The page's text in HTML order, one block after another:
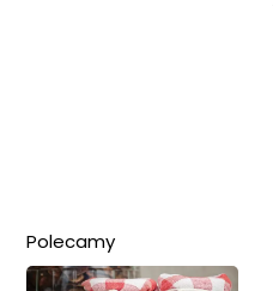
Polecamy